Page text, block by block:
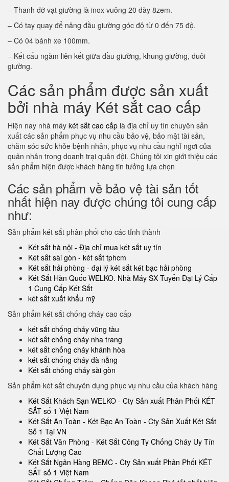
– Thanh đỡ vạt giường là inox vuông 20 dày 8zem.
– Có tay quay để nâng đầu giường góc độ từ 0 đến 75 độ.
– Có 04 bánh xe 100mm.
– Kết cấu ngàm liên kết giữa đầu giường, khung giường, đuôi
giường.
Các sản phẩm được sản xuất
bởi nhà máy Két sắt cao cấp
Hiện nay nhà máy két sắt cao cấp là địa chỉ uy tín chuyên sản
xuất các sản phẩm phục vụ nhu cầu bảo vệ, bảo mật tài sản,
chăm sóc sức khỏe bệnh nhân, phục vụ nhu cầu nghỉ ngơi của
quân nhân trong doanh trại quân đội. Chúng tôi xin giới thiệu các
sản phẩm hiện được khách hàng tin tưởng lựa chọn
Các sản phẩm về bảo vệ tài sản tốt
nhất hiện nay được chúng tôi cung cấp
như:
Sản phẩm két sắt phân phối cho các tỉnh thành
Két sắt hà nội - Địa chỉ mua két sắt uy tín
Két sắt sài gòn - két sắt tphcm
Két sắt hải phòng - đại lý két sắt két bạc hải phòng
Két Sắt Hàn Quốc WELKO. Nhà Máy SX Tuyển Đại Lý Cấp
1 Cung Cấp Két Sắt
két sắt xuất khẩu mỹ
Sản phẩm két sắt chống cháy cao cấp
két sắt chống cháy vũng tàu
két sắt chống cháy nha trang
két sắt chống cháy khánh hòa
két sắt chống cháy đà nẵng
Két sắt chống cháy sài gòn
Sản phẩm két sắt chuyên dụng phục vụ nhu cầu của khách hàng
Két Sắt Khách Sạn WELKO - Cty Sản xuất Phân Phối KÉT
SẮT số 1 Việt Nam
Két Sắt An Toàn - Két Bạc An Toàn - Cty Sản Xuất Két Sắt
Số 1 Tại VN
Két Sắt Văn Phòng - Két Sắt Công Ty Chống Cháy Uy Tín
Chất Lượng Cao
Két Sắt Ngân Hàng BEMC - Cty Sản xuất Phân Phối KÉT
SẮT số 1 Việt Nam